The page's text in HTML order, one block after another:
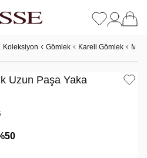
Koleksiyon Gömlek Kareli Gömlek
Uzun Paşa Yaka
50